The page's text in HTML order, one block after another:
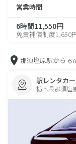
営業時間
6時間11,550円
免責補償制度1,650
那須塩原駅から
駅レンタカ
栃木県那須塩